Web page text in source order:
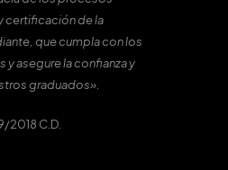
certificación de la
que cumpla con los
asegure la confianza y
graduados».
2018 C.D.